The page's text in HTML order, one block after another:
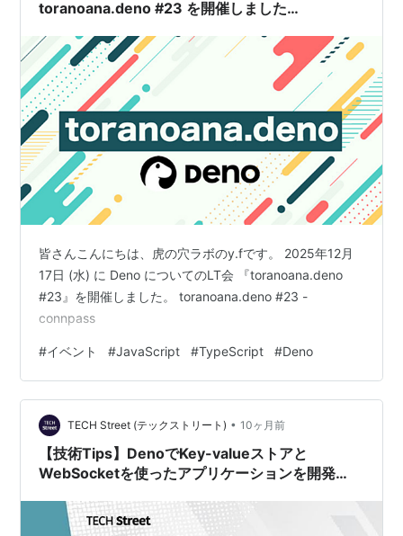
toranoana.deno #23 を開催しました
皆さんこんにちは、虎の穴ラボのy.fです。 2025年12月
17日 (水) に Deno についてのLT会 『toranoana.deno
#23』を開催しました。 toranoana.deno #23 -
connpass
#イベント #JavaScript #TypeScript #Deno
TECH Street (テックストリート) • 10ヶ月前
【技術Tips】DenoでKey-valueストアと
WebSocketを使ったアプリケーションを開発